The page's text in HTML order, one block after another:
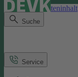
Direkt zum Seiteninhalt
Suche
Service